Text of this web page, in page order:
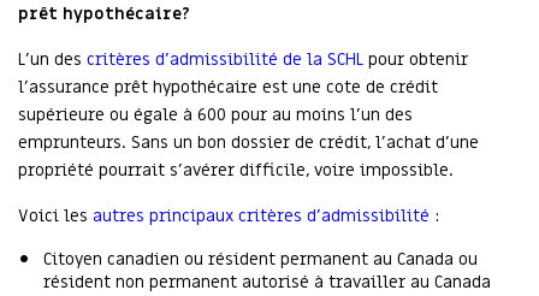
prêt hypothécaire?
L’un des critères d’admissibilité de la SCHL pour obtenir
l’assurance prêt hypothécaire est une cote de crédit
supérieure ou égale à 600 pour au moins l’un des
emprunteurs. Sans un bon dossier de crédit, l’achat d’une
propriété pourrait s’avérer difficile, voire impossible.
Voici les autres principaux critères d’admissibilité :
Citoyen canadien ou résident permanent au Canada ou
résident non permanent autorisé à travailler au Canada